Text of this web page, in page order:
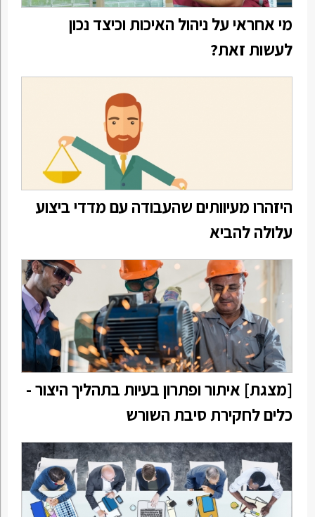
מי אחראי על ניהול האיכות וכיצד נכון
לעשות זאת?
היזהרו מעיוותים שהעבודה עם מדדי ביצוע
עלולה להביא
[מצגת] איתור ופתרון בעיות בתהליך היצור -
כלים לחקירת סיבת השורש